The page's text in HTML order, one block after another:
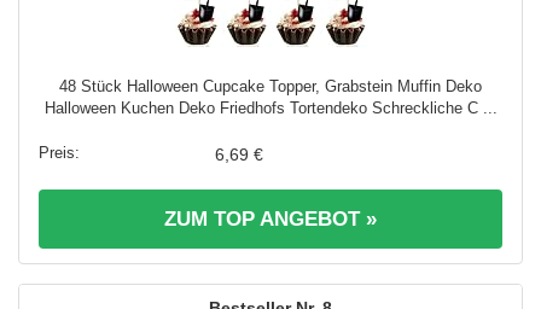
48 Stück Halloween Cupcake Topper, Grabstein Muffin Deko
Halloween Kuchen Deko Friedhofs Tortendeko Schreckliche C ...
6,69 €
ZUM TOP ANGEBOT »